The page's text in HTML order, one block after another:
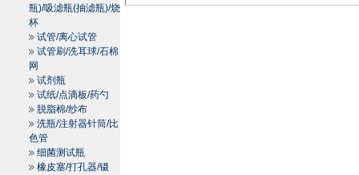
瓶)/吸滤瓶(抽滤瓶)/烧
杯
试管/离心试管
试管刷/洗耳球/石棉
网
试剂瓶
试纸/点滴板/药勺
脱脂棉/纱布
洗瓶/注射器针筒/比
色管
细菌测试瓶
橡皮塞/打孔器/镊